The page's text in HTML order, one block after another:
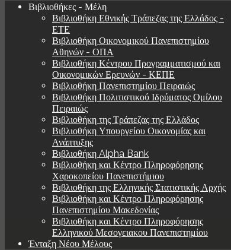
Βιβλιοθήκες - Μέλη
Βιβλιοθήκη Εθνικής Τράπεζας της Ελλάδος -
ΕΤΕ
Βιβλιοθήκη Οικονομικού Πανεπιστημίου
Αθηνών - ΟΠΑ
Βιβλιοθήκη Κέντρου Προγραμματισμού και
Οικονομικών Ερευνών - ΚΕΠΕ
Βιβλιοθήκη Πανεπιστημίου Πειραιώς
Βιβλιοθήκη Πολιτιστικού Ιδρύματος Ομίλου
Πειραιώς
Βιβλιοθήκη της Τράπεζας της Ελλάδος
Βιβλιοθήκη Υπουργείου Οικονομίας και
Ανάπτυξης
Βιβλιοθήκη Alpha Bank
Βιβλιοθήκη και Κέντρο Πληροφόρησης
Χαροκοπείου Πανεπιστήμιου
Βιβλιοθήκη της Ελληνικής Στατιστικής Αρχής
Βιβλιοθήκη και Κέντρο Πληροφόρησης
Πανεπιστημίου Μακεδονίας
Βιβλιοθήκη και Κέντρο Πληροφόρησης
Ελληνικού Μεσογειακου Πανεπιστημίου
Ένταξη Νέου Μέλους